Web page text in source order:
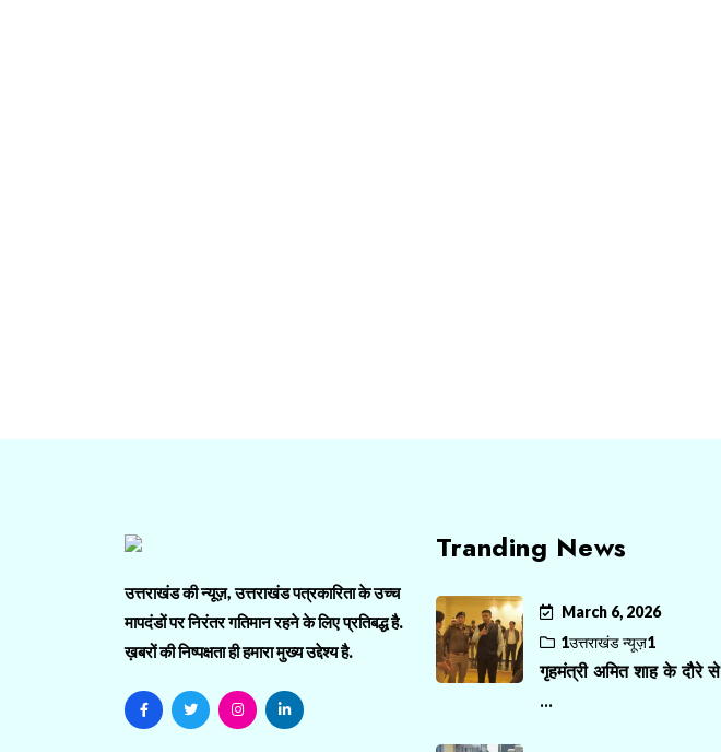
उत्तराखंड की न्यूज़, उत्तराखंड पत्रकारिता के उच्च
मापदंडों पर निरंतर गतिमान रहने के लिए प्रतिबद्ध है.
ख़बरों की निष्पक्षता ही हमारा मुख्य उद्देश्य है.
Tranding News
March 6, 2026
1उत्तराखंड न्यूज़1
गृहमंत्री अमित शाह के दौरे से
...